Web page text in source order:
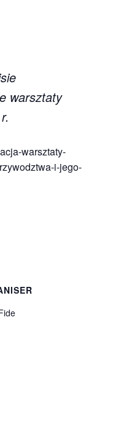
warsztaty
warsztaty-
i-jego-